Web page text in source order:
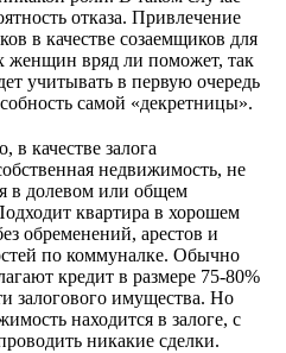
отказа. Привлечение
в качестве созаемщиков для
женщин вряд ли поможет, так
учитывать в первую очередь
самой «декретницы».
в качестве залога
недвижимость, не
в долевом или общем
квартира в хорошем
обременений, арестов и
по коммуналке. Обычно
кредит в размере 75-80%
залогового имущества. Но
находится в залоге, с
никакие сделки.